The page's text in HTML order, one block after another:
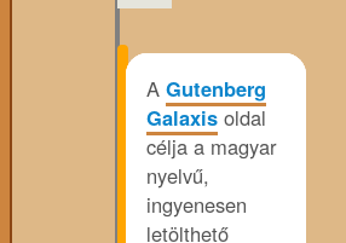
A Gutenberg
Galaxis oldal
célja a magyar
nyelvű,
ingyenesen
letölthető